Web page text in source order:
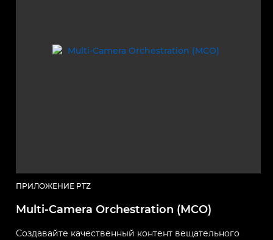
ПРИЛОЖЕНИЕ PTZ
Multi-Camera Orchestration (MCO)
Создавайте качественный контент вещательного